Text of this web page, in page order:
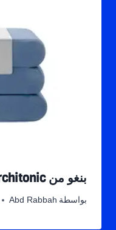
بنغو من SOFTLINE | Architonic
بواسطة Abd Rabbah